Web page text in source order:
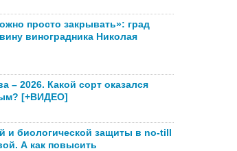
просто закрывать»: град
виноградника Николая
– 2026. Какой сорт оказался
[+ВИДЕО]
и биологической защиты в no-till
А как повысить